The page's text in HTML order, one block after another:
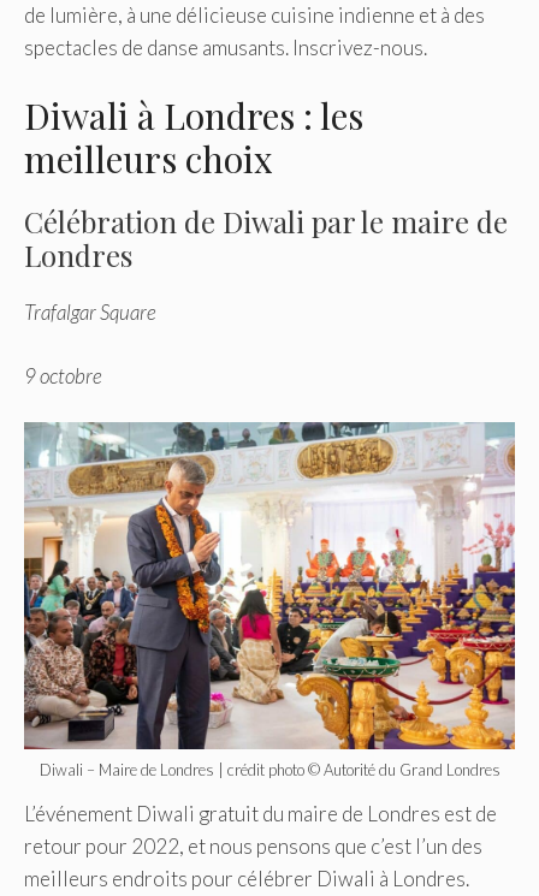
de lumière, à une délicieuse cuisine indienne et à des
spectacles de danse amusants. Inscrivez-nous.
Diwali à Londres : les
meilleurs choix
Célébration de Diwali par le maire de
Londres
Trafalgar Square
9 octobre
Diwali – Maire de Londres | crédit photo © Autorité du Grand Londres
L’événement Diwali gratuit du maire de Londres est de
retour pour 2022, et nous pensons que c’est l’un des
meilleurs endroits pour célébrer Diwali à Londres.